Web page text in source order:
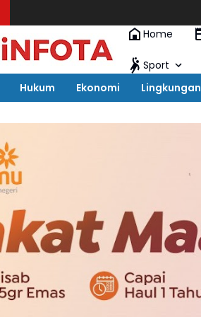
Home
Sport
Hukum Ekonomi Lingkungan